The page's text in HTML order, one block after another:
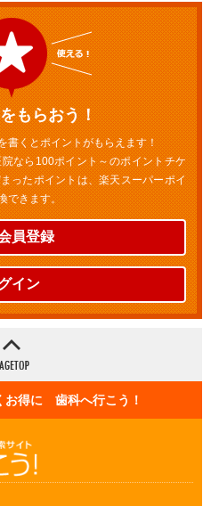
もらおう！
書くとポイントがもらえます！
なら100ポイント～のポイントチケ
ったポイントは、楽天スーパーポイ
できます。
員登録
イン
お得に 歯科へ行こう！